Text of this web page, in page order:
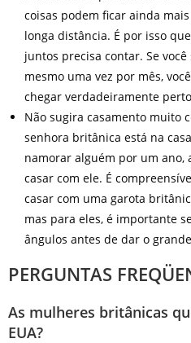
coisas podem ficar ainda
longa distância. É por isso
juntos precisa contar. Se
mesmo uma vez por mês,
chegar verdadeiramente
Não sugira casamento muito
senhora britânica está na
namorar alguém por um ano,
casar com ele. É
casar com uma garota
mas para eles, é importante
ângulos antes de dar o
PERGUNTAS
As mulheres britânicas
EUA?